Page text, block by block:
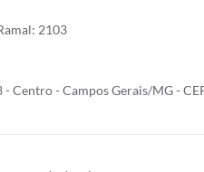
2103
- Centro - Campos Gerais/MG -